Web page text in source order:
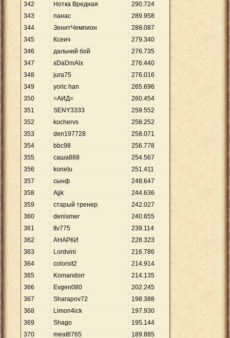
342
Нотка Вредная 290.724
343
панас 289.958
344
ЗенитЧемпион 288.087
345
Ксеич 279.340
346
дальний бой 276.735
347
xDaDmAlx 276.440
348
jura75 276.016
349
yoric han 265.696
350
=АИД= 260.454
351
SENY3333 259.552
352
kuchervs 258.252
353
den197728 258.071
354
bbc98 256.778
355
саша888 254.567
356
konetu 251.411
357
сынф 248.647
358
Ajjk 244.636
359
старый тренер 242.027
360
denismer 240.655
361
ttv775 239.114
362
АНАРКИ 228.323
363
Lordvini 216.786
364
colorsit2 214.914
365
Komandorr 214.135
366
Evgen080 202.245
367
Sharapov72 198.388
368
Limon4ick 197.930
369
Shago 195.144
370
meat8765 189.885